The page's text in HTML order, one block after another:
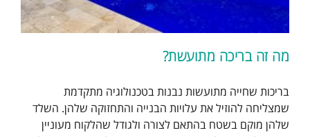
מה זה בריכה מתועשת?
בריכות שחייה מתועשות נבנות בטכנולוגיה מתקדמת
שמצליחה להוזיל את עלויות הבנייה והתחזוקה שלהן. השלד
שלהן מוקם בשטח בהתאם לצורה ולגודל שהלקוח מעוניין